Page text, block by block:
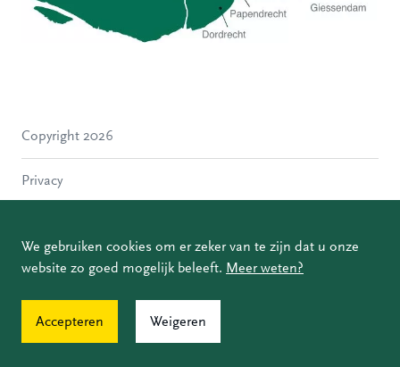
We gebruiken cookies om er zeker van te zijn dat u onze
website zo goed mogelijk beleeft. Meer weten?
Accepteren Weigeren
Molenlanden
Papendrecht
Gorinchem
Copyright 2026
Privacy
Coordinated Vulnerability Disclosure